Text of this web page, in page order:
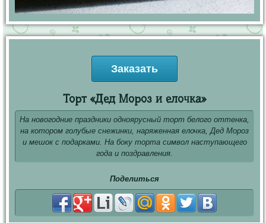
Заказать
Торт «Дед Мороз и елочка»
На новогодние праздники одноярусный торт белого оттенка,
на котором голубые снежинки, наряженная елочка, Дед Мороз
и мешок с подарками. На боку торта символ наступающего
года и поздравления.
Поделиться